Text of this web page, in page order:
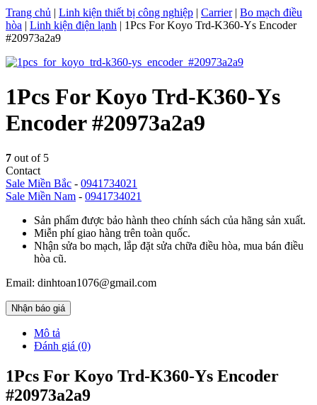
Trang chủ | Linh kiện thiết bị công nghiệp | Carrier| Bo mạch điều
hòa | Linh kiện điện lạnh | 1Pcs For Koyo Trd-K360-Ys Encoder
#20973a2a9
1Pcs For Koyo Trd-K360-Ys
Encoder #20973a2a9
7 out of 5
Contact
Sale Miền Bắc - 0941734021
Sale Miền Nam - 0941734021
Sản phẩm được bảo hành theo chính sách của hãng sản xuất.
Miễn phí giao hàng trên toàn quốc.
Nhận sửa bo mạch, lắp đặt sửa chữa điều hòa, mua bán điều
hòa cũ.
Email: dinhtoan1076@gmail.com
Nhận báo giá
Mô tả
Đánh giá (0)
1Pcs For Koyo Trd-K360-Ys Encoder
#20973a2a9